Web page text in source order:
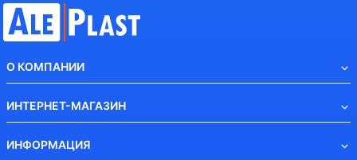
О КОМПАНИИ
ИНТЕРНЕТ-МАГАЗИН
ИНФОРМАЦИЯ